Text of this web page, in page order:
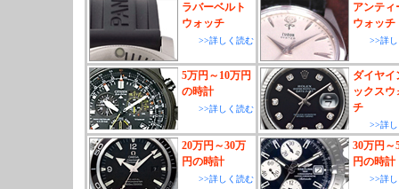
ラバーベルト
ウォッチ
>>詳しく読む
アンティ
ウォッチ
>>詳
5万円～10万円
の時計
>>詳しく読む
ダイヤイ
ックスウ
チ
>>詳
20万円～30万
円の時計
>>詳しく読む
30万円～
円の時計
>>詳